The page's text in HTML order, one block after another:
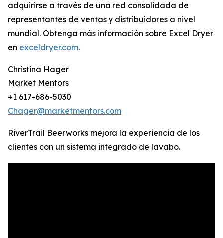
adquirirse a través de una red consolidada de
representantes de ventas y distribuidores a nivel
mundial. Obtenga más información sobre Excel Dryer
en exceldryer.com.
Christina Hager
Market Mentors
+1 617-686-5030
Chager@marketmentors.com
RiverTrail Beerworks mejora la experiencia de los
clientes con un sistema integrado de lavabo.